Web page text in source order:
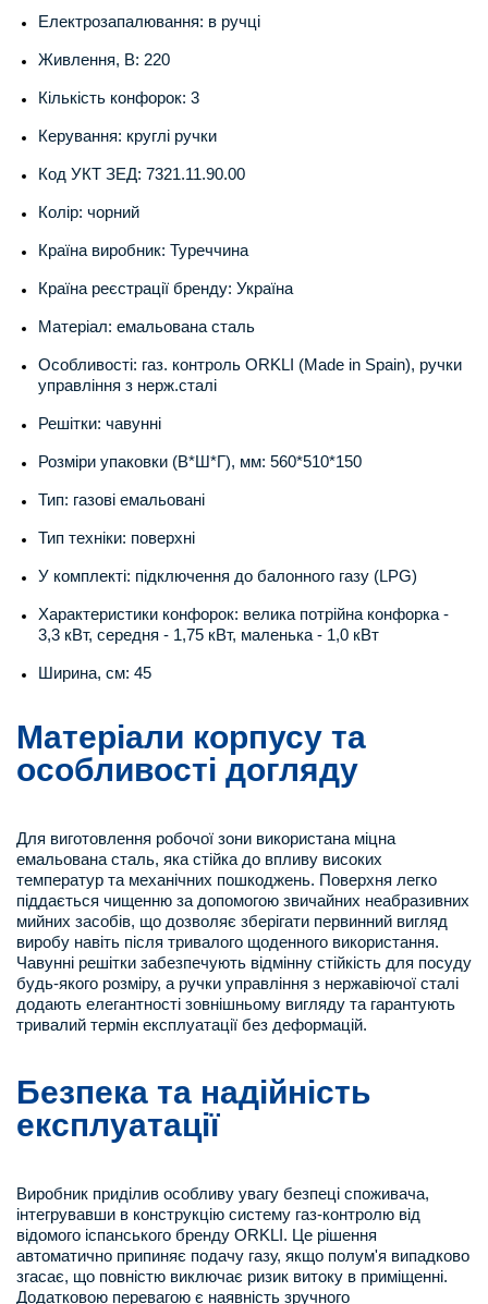
Електрозапалювання: в ручці
Живлення, В: 220
Кількість конфорок: 3
Керування: круглі ручки
Код УКТ ЗЕД: 7321.11.90.00
Колір: чорний
Країна виробник: Туреччина
Країна реєстрації бренду: Україна
Матеріал: емальована сталь
Особливості: газ. контроль ORKLI (Made in Spain), ручки
управління з нерж.сталі
Решітки: чавунні
Розміри упаковки (В*Ш*Г), мм: 560*510*150
Тип: газові емальовані
Тип техніки: поверхні
У комплекті: підключення до балонного газу (LPG)
Характеристики конфорок: велика потрійна конфорка -
3,3 кВт, середня - 1,75 кВт, маленька - 1,0 кВт
Ширина, см: 45
Матеріали корпусу та
особливості догляду
Для виготовлення робочої зони використана міцна
емальована сталь, яка стійка до впливу високих
температур та механічних пошкоджень. Поверхня легко
піддається чищенню за допомогою звичайних неабразивних
мийних засобів, що дозволяє зберігати первинний вигляд
виробу навіть після тривалого щоденного використання.
Чавунні решітки забезпечують відмінну стійкість для посуду
будь-якого розміру, а ручки управління з нержавіючої сталі
додають елегантності зовнішньому вигляду та гарантують
тривалий термін експлуатації без деформацій.
Безпека та надійність
експлуатації
Виробник приділив особливу увагу безпеці споживача,
інтегрувавши в конструкцію систему газ-контролю від
відомого іспанського бренду ORKLI. Це рішення
автоматично припиняє подачу газу, якщо полум'я випадково
згасає, що повністю виключає ризик витоку в приміщенні.
Додатковою перевагою є наявність зручного